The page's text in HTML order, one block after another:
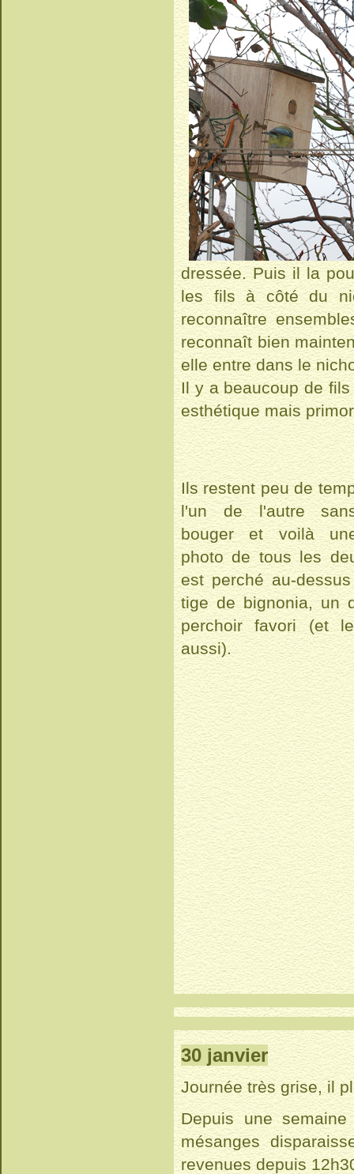
dressée. Puis il la
les fils à côté du
reconnaître
reconnaît bien
elle entre dans le
Il y a beaucoup de
esthétique mais
Ils restent peu de
l'un de l'autre
bouger et voilà
photo de tous les
est perché au-
tige de bignonia, un
perchoir favori (et
aussi).
30 janvier
Journée très grise, il
Depuis une
mésanges
revenues depuis